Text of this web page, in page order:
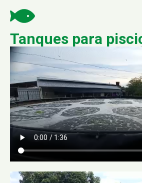
Tanques para